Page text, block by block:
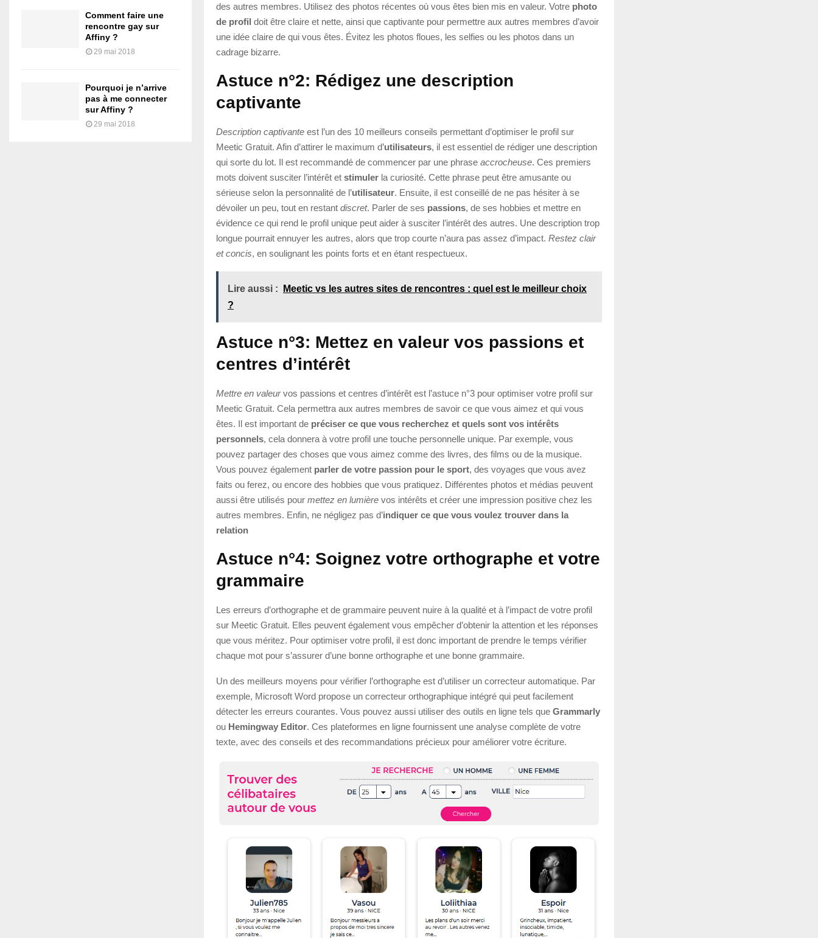
des autres membres. Utilisez des photos récentes où vous êtes bien mis en valeur. Votre photo
de profil doit être claire et nette, ainsi que captivante pour permettre aux autres membres d’avoir
une idée claire de qui vous êtes. Évitez les photos floues, les selfies ou les photos dans un
cadrage bizarre.
Astuce n°2: Rédigez une description
captivante
Description captivante est l’un des 10 meilleurs conseils permettant d’optimiser le profil sur
Meetic Gratuit. Afin d’attirer le maximum d’utilisateurs, il est essentiel de rédiger une description
qui sorte du lot. Il est recommandé de commencer par une phrase accrocheuse. Ces premiers
mots doivent susciter l’intérêt et stimuler la curiosité. Cette phrase peut être amusante ou
sérieuse selon la personnalité de l’utilisateur. Ensuite, il est conseillé de ne pas hésiter à se
dévoiler un peu, tout en restant discret. Parler de ses passions, de ses hobbies et mettre en
évidence ce qui rend le profil unique peut aider à susciter l’intérêt des autres. Une description trop
longue pourrait ennuyer les autres, alors que trop courte n’aura pas assez d’impact. Restez clair
et concis, en soulignant les points forts et en étant respectueux.
Lire aussi :
Meetic vs les autres sites de rencontres : quel est le meilleur choix
?
Astuce n°3: Mettez en valeur vos passions et
centres d’intérêt
Mettre en valeurvos passions et centres d’intérêt est l’astuce n°3 pour optimiser votre profil sur
Meetic Gratuit. Cela permettra aux autres membres de savoir ce que vous aimez et qui vous
êtes. Il est important de préciser ce que vous recherchez et quels sont vos intérêts
personnels, cela donnera à votre profil une touche personnelle unique. Par exemple, vous
pouvez partager des choses que vous aimez comme des livres, des films ou de la musique.
Vous pouvez également parler de votre passion pour le sport, des voyages que vous avez
faits ou ferez, ou encore des hobbies que vous pratiquez. Différentes photos et médias peuvent
aussi être utilisés pour mettez en lumière vos intérêts et créer une impression positive chez les
autres membres. Enfin, ne négligez pas d’indiquer ce que vous voulez trouver dans la
relation
Astuce n°4: Soignez votre orthographe et votre
grammaire
Les erreurs d’orthographe et de grammaire peuvent nuire à la qualité et à l’impact de votre profil
sur Meetic Gratuit. Elles peuvent également vous empêcher d’obtenir la attention et les réponses
que vous méritez. Pour optimiser votre profil, il est donc important de prendre le temps vérifier
chaque mot pour s’assurer d’une bonne orthographe et une bonne grammaire.
Un des meilleurs moyens pour vérifier l’orthographe est d’utiliser un correcteur automatique. Par
exemple, Microsoft Word propose un correcteur orthographique intégré qui peut facilement
détecter les erreurs courantes. Vous pouvez aussi utiliser des outils en ligne tels que Grammarly
ou Hemingway Editor. Ces plateformes en ligne fournissent une analyse complète de votre
texte, avec des conseils et des recommandations précieux pour améliorer votre écriture.
Comment faire une
rencontre gay sur
Affiny ?
29 mai 2018
Pourquoi je n’arrive
pas à me connecter
sur Affiny ?
29 mai 2018